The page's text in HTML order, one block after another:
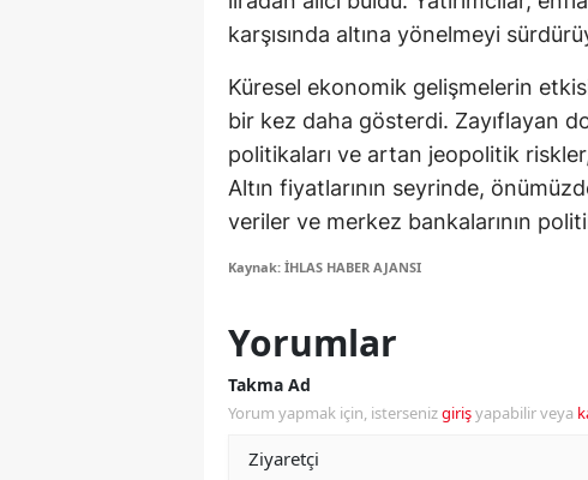
Kilis
Düzce
karşısında altına yönelmeyi
Küresel ekonomik gelişmelerin
bir kez daha gösterdi. Zayıflayan
politikaları ve artan jeopolitik
Altın fiyatlarının seyrinde,
veriler ve merkez bankalarının
Kaynak: İHLAS HABER AJANSI
Yorumlar
Takma Ad
Yorum yapmak için, istersenizgirişyapabilir veya